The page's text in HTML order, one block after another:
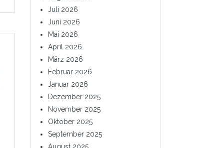
Juli 2026
Juni 2026
Mai 2026
April 2026
März 2026
Februar 2026
Januar 2026
Dezember 2025
November 2025
Oktober 2025
September 2025